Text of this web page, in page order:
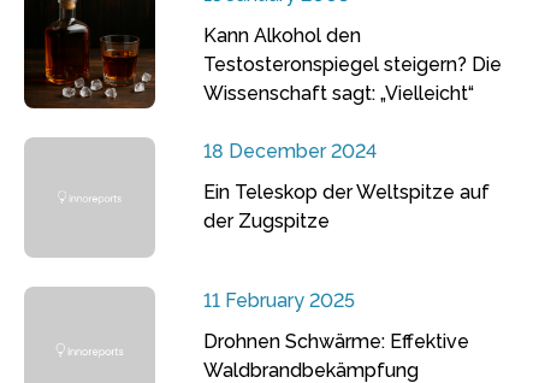
Kann Alkohol den
Testosteronspiegel steigern? Die
Wissenschaft sagt: „Vielleicht“
18 December 2024
Ein Teleskop der Weltspitze auf
der Zugspitze
11 February 2025
Drohnen Schwärme: Effektive
Waldbrandbekämpfung